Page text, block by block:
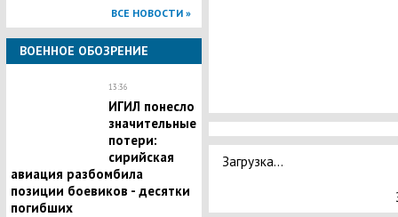
ВСЕ НОВОСТИ »
ВОЕННОЕ ОБОЗРЕНИЕ
13:36
ИГИЛ понесло
значительные
потери:
сирийская
авиация разбомбила
позиции боевиков - десятки
погибших
Загрузка...